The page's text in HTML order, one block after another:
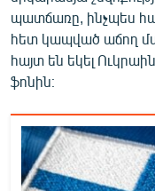
պատճառը, ինչպես
հետ կապված աճող
հայտ են եկել
ֆոնին։